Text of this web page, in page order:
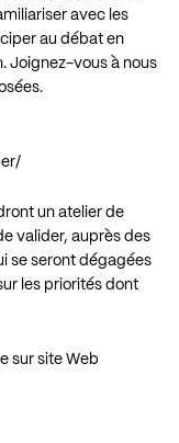
avec les
au débat en
Joignez-vous à nous
un atelier de
valider, auprès des
se seront dégagées
les priorités dont
sur site Web